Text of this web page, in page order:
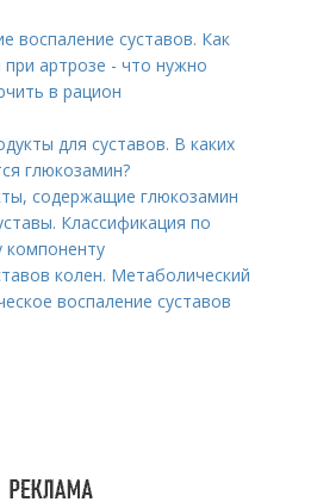
воспаление суставов. Как
при артрозе - что нужно
в рацион
для суставов. В каких
глюкозамин?
содержащие глюкозамин
Классификация по
компоненту
колен. Метаболический
воспаление суставов